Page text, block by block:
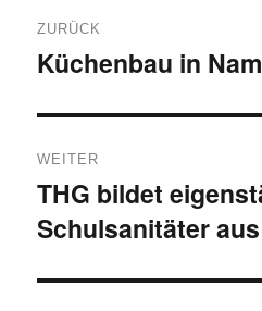
ZURÜCK
Vorheriger
Küchenbau in
WEITER
Nächster
Beitrag:
THG bildet
Schulsanitäter aus